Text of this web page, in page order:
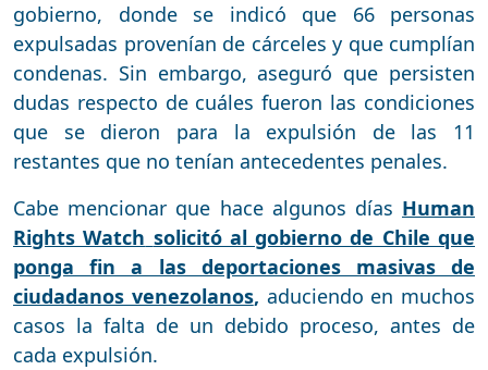
gobierno, donde se indicó que 66 personas
expulsadas provenían de cárceles y que cumplían
condenas. Sin embargo, aseguró que persisten
dudas respecto de cuáles fueron las condiciones
que se dieron para la expulsión de las 11
restantes que no tenían antecedentes penales.
Cabe mencionar que hace algunos días Human
Rights Watch solicitó al gobierno de Chile que
ponga fin a las deportaciones masivas de
ciudadanos venezolanos, aduciendo en muchos
casos la falta de un debido proceso, antes de
cada expulsión.